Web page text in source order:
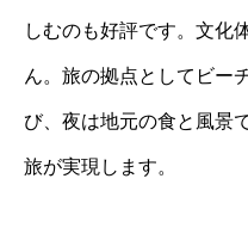
しむのも好評です。文化
ん。旅の拠点としてビー
び、夜は地元の食と風景
旅が実現します。